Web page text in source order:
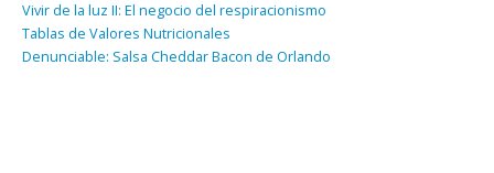
Vivir de la luz II: El negocio del respiracionismo
Tablas de Valores Nutricionales
Denunciable: Salsa Cheddar Bacon de Orlando